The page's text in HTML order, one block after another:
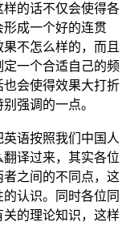
的话不仅会使得各
成一个好的连贯
不怎么样的，而且
一个合适自己的频
会使得效果大打折
强调的一点。
语按照我们中国人
译过来，其实各位
之间的不同点，这
认识。同时各位同
的理论知识，这样